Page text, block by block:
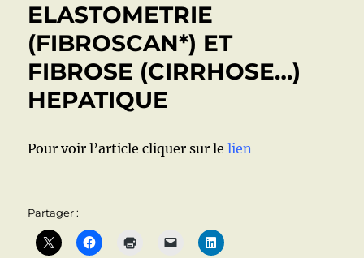
PORTALE
COURS
DE
LA
CIRRHOSE
(après
« conseils »
récents)
ELASTOMETRIE
(FIBROSCAN*) ET
FIBROSE (CIRRHOSE…)
HEPATIQUE
Pour voir l’article cliquer sur lelien
Partager :